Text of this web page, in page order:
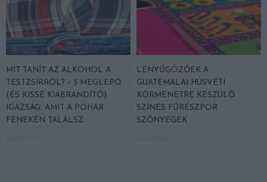
MIT TANÍT AZ ALKOHOL A
TESTZSÍRRÓL? – 5 MEGLEPŐ
(ÉS KISSÉ KIÁBRÁNDÍTÓ)
IGAZSÁG, AMIT A POHÁR
FENEKÉN TALÁLSZ
LENYŰGÖZŐEK A
GUATEMALAI HÚSVÉTI
KÖRMENETRE KÉSZÜLŐ
SZÍNES FŰRÉSZPOR
SZŐNYEGEK